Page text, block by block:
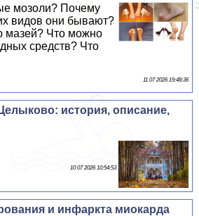
мозоли? Почему
видов они бывают?
мазей? Что можно
средств? Что
11 07 2026 19:48:36
история, описание,
10 07 2026 10:54:53
и инфаркта миокарда